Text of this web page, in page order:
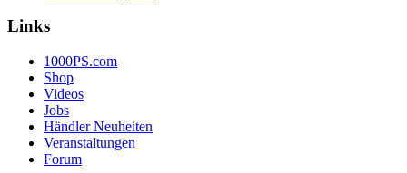
Links
1000PS.com
Shop
Videos
Jobs
Händler Neuheiten
Veranstaltungen
Forum